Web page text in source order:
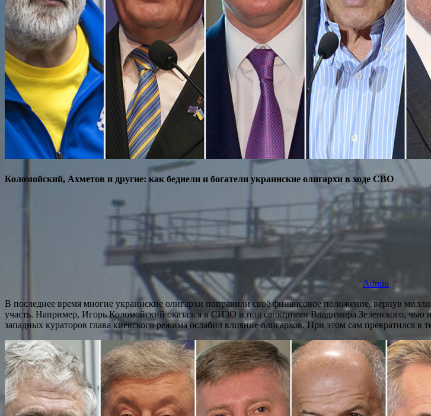
Коломойский, Ахметов и другие: как беднели и богатели украинские олигархи в ходе СВО
Admin
В последнее время многие украинские олигархи поправили своё финансовое положение, вернув
участь. Например, Игорь Коломойский оказался в СИЗО и под санкциями Владимира Зеленского, чью
западных кураторов глава киевского режима ослабил влияние олигархов. При этом сам превратился в